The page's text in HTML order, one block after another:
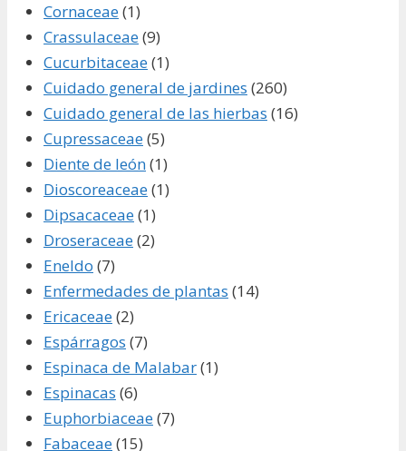
Cornaceae(1)
Crassulaceae(9)
Cucurbitaceae(1)
Cuidado general de jardines (260)
Cuidado general de las hierbas (16)
Cupressaceae(5)
Diente de león(1)
Dioscoreaceae(1)
Dipsacaceae(1)
Droseraceae(2)
Eneldo (7)
Enfermedades de plantas (14)
Ericaceae(2)
Espárragos (7)
Espinaca de Malabar(1)
Espinacas (6)
Euphorbiaceae(7)
Fabaceae(15)